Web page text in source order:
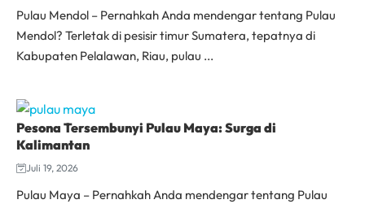
Pulau Mendol – Pernahkah Anda mendengar tentang Pulau
Mendol? Terletak di pesisir timur Sumatera, tepatnya di
Kabupaten Pelalawan, Riau, pulau ...
Pesona Tersembunyi Pulau Maya: Surga di
Kalimantan
Juli 19, 2026
Pulau Maya – Pernahkah Anda mendengar tentang Pulau